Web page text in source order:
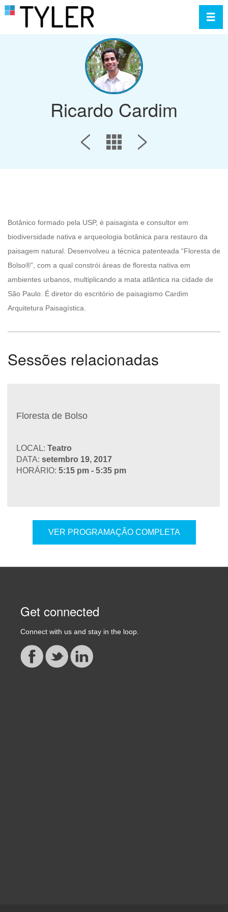
Ricardo Cardim
Botânico formado pela USP, é paisagista e consultor em
biodiversidade nativa e arqueologia botânica para restauro da
paisagem natural. Desenvolveu a técnica patenteada “Floresta de
Bolso®”, com a qual constrói áreas de floresta nativa em
ambientes urbanos, multiplicando a mata atlântica na cidade de
São Paulo. É diretor do escritório de paisagismo Cardim
Arquitetura Paisagística.
Sessões relacionadas
Floresta de Bolso
LOCAL: Teatro
DATA: setembro 19, 2017
HORÁRIO: 5:15 pm - 5:35 pm
VER PROGRAMAÇÃO COMPLETA
Get connected
Connect with us and stay in the loop.